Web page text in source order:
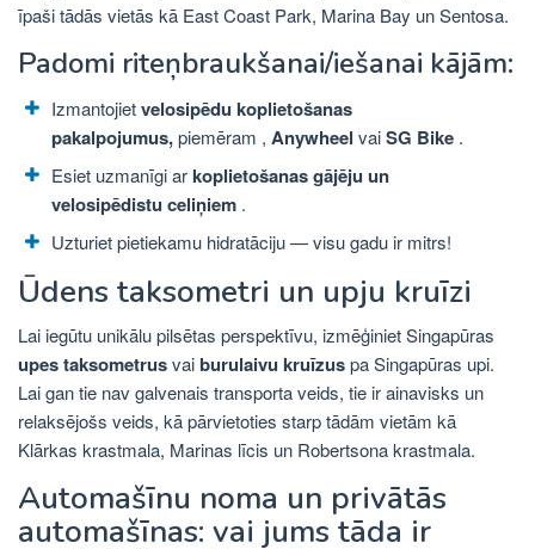
īpaši tādās vietās kā East Coast Park, Marina Bay un Sentosa.
Padomi riteņbraukšanai/iešanai kājām:
Izmantojietvelosipēdu koplietošanas
pakalpojumus,piemēram , Anywheel vaiSG Bike .
Esiet uzmanīgi arkoplietošanas gājēju un
velosipēdistu celiņiem .
Uzturiet pietiekamu hidratāciju — visu gadu ir mitrs!
Ūdens taksometri un upju kruīzi
Lai iegūtu unikālu pilsētas perspektīvu, izmēģiniet Singapūras
upes taksometrusvaiburulaivu kruīzuspa Singapūras upi.
Lai gan tie nav galvenais transporta veids, tie ir ainavisks un
relaksējošs veids, kā pārvietoties starp tādām vietām kā
Klārkas krastmala, Marinas līcis un Robertsona krastmala.
Automašīnu noma un privātās
automašīnas: vai jums tāda ir